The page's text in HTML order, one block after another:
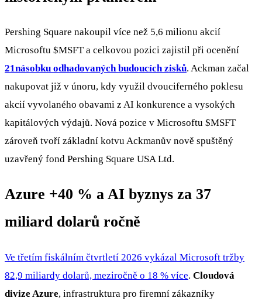
Pershing Square nakoupil více než 5,6 milionu akcií
Microsoftu $MSFTa celkovou pozici zajistil při ocenění
21násobku odhadovaných budoucích zisků. Ackman začal
nakupovat již v únoru, kdy využil dvouciferného poklesu
akcií vyvolaného obavami z AI konkurence a vysokých
kapitálových výdajů. Nová pozice v Microsoftu $MSFT
zároveň tvoří základní kotvu Ackmanův nově spuštěný
uzavřený fond Pershing Square USA Ltd.
Azure +40 % a AI byznys za 37
miliard dolarů ročně
Ve třetím fiskálním čtvrtletí 2026 vykázal Microsoft tržby
82,9 miliardy dolarů, meziročně o 18 % více. Cloudová
divize Azure, infrastruktura pro firemní zákazníky